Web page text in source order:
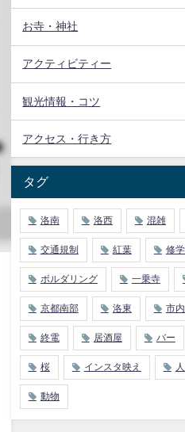
お寺・神社
アクティビティー
観光情報・コツ
アクセス・行き方
タグ
洛南 洛西 混雑
交通規制 紅葉 修
ボルダリング 一乗寺
京都南部 洛東 市
終電 居酒屋 バー
桜 インスタ映え
動物